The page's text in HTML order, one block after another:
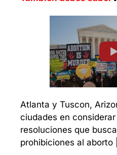
Atlanta y Tuscon,
ciudades en
resoluciones que
prohibiciones al aborto